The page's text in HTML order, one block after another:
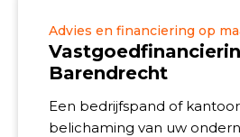
Advies en financiering op
Barendrecht
Een bedrijfspand of
belichaming van uw